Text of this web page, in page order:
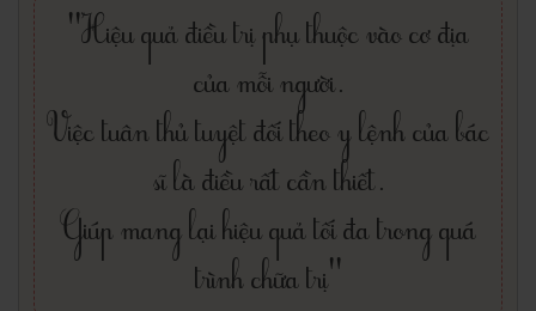
"Hiệu quả điều trị phụ thuộc vào cơ địa
của mỗi người.
Việc tuân thủ tuyệt đối theo y lệnh của bác
sĩ là điều rất cần thiết.
Giúp mang lại hiệu quả tối đa trong quá
trình chữa trị"